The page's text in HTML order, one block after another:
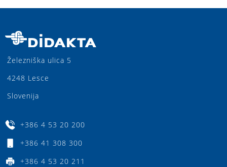
Železniška ulica 5
4248 Lesce
Slovenija
+386 4 53 20 200
+386 41 308 300
+386 4 53 20 211